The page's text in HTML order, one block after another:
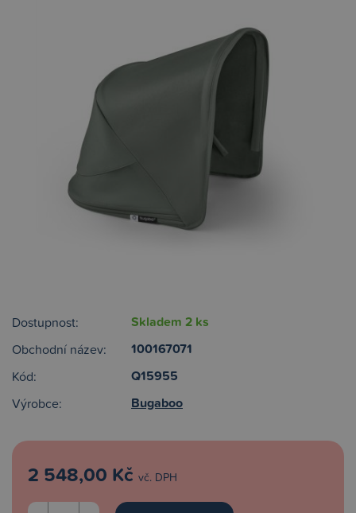
Dostupnost: Skladem 2 ks
Obchodní název: 100167071
Kód: Q15955
Výrobce: Bugaboo
2 548,00 Kč vč. DPH